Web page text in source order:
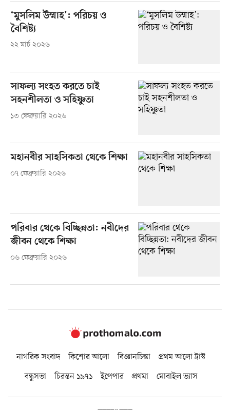
‘মুসলিম উম্মাহ’: পরিচয় ও
বৈশিষ্ট্য
২২ মার্চ ২০২৬
সাফল্য সংহত করতে চাই
সহনশীলতা ও সহিষ্ণুতা
১৩ ফেব্রুয়ারি ২০২৬
মহানবীর সাহসিকতা থেকে শিক্ষা
০৭ ফেব্রুয়ারি ২০২৬
পরিবার থেকে বিচ্ছিন্নতা: নবীদের
জীবন থেকে শিক্ষা
০৬ ফেব্রুয়ারি ২০২৬
নাগরিক সংবাদ কিশোর আলো বিজ্ঞানচিন্তা
প্রথম আলো ট্রাস্ট
বন্ধুসভা
চিরন্তন ১৯৭১ ইপেপার প্রথমা মোবাইল ভ্যাস